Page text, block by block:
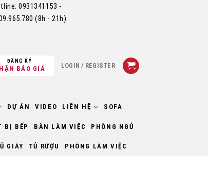
0931341153 -
(8h - 21h)
ĐĂNG KÝ
BÁO GIÁ LOGIN / REGISTER
DỰ ÁN VIDEO LIÊN HỆ SOFA
BỊ BẾP BÀN LÀM VIỆC PHÒNG NGỦ
GIÀY TỦ RƯỢU PHÒNG LÀM VIỆC